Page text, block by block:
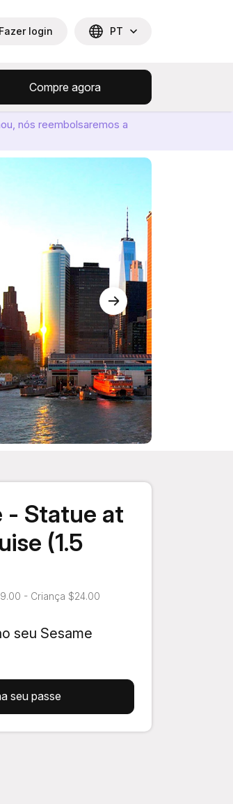
Fazer login PT
Compre agora
nós reembolsaremos a
- Statue at
(1.5
- Criança $24.00
seu Sesame
seu passe